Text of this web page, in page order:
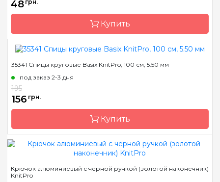
Размер
4.0 мм
Длина
48 грн.
Купить
Бренд
Страна-производитель
Материал
Тип крючка
односторонний
35341 Спицы круговые Basix KnitPro, 100 см, 5.50 мм
под заказ 2-3 дня
195
156 грн.
Купить
Страна-производитель
Крючок алюминиевый с черной ручкой (золотой наконечник)
KnitPro